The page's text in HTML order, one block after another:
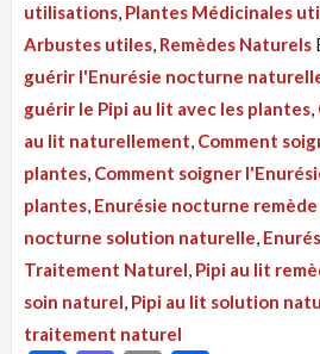
071
:
Pipi
au
lit,
Enurésie
nocturne,
Traitement
Naturel
utilisations, Plantes Médicinales
Arbustes utiles, Remèdes Naturels
guérir l'Enurésie nocturne
guérir le Pipi au lit avec les plantes,
au lit naturellement, Comment
plantes, Comment soigner
plantes, Enurésie nocturne
nocturne solution naturelle,
Traitement Naturel, Pipi au lit
soin naturel, Pipi au lit solution
traitement naturel